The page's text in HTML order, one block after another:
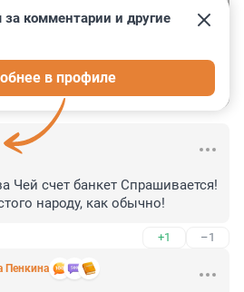
комментарии и другие
в профиле
Чей счет банкет Спрашивается!
народу, как обычно!
+1 –1
Пенкина